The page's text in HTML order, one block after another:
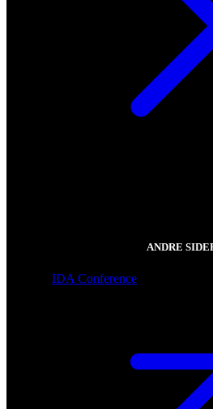
ANDRE
IDA Conference